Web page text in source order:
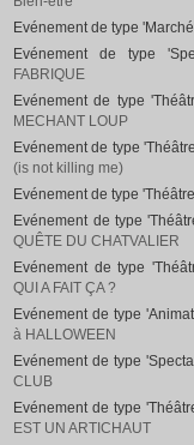
Evénement de type
Evénement de type
FABRIQUE
Evénement de type
MECHANT LOUP
Evénement de type
(is not killing me)
Evénement de type
Evénement de type
QUÊTE DU CHATVALIER
Evénement de type
QUI A FAIT ÇA ?
Evénement de type
à HALLOWEEN
Evénement de type
CLUB
Evénement de type
EST UN ARTICHAUT